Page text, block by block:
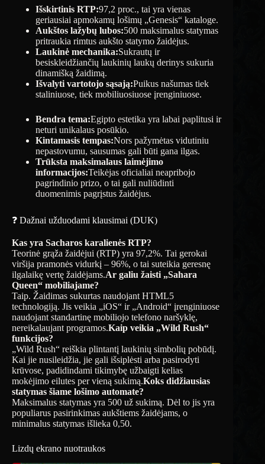
Išskirtinis RTP:97,2 proc., tai yra vienas
geriausiai apmokamų lošimų „Genesis“ kataloge.
Aukštos lažybų lubos:500 maksimalus statymas
pritraukia rimtus aukšto statymo žaidėjus.
Laukinė mechanika:Sukrautų ir
besiskleidžiančių laukinių laukų derinys sukuria
dinamišką žaidimą.
Išvalyti vartotojo sąsają:Puikus našumas tiek
staliniuose, tiek mobiliuosiuose įrenginiuose.
Bendra tema:Egipto estetika yra labai paplitusi ir
neturi unikalaus posūkio.
Kintamasis tempas:Nors pažymėtas vidutiniu
nepastovumu, sausumas gali būti gana ilgas.
Trūksta maksimalaus laimėjimo
informacijos:Teikėjas oficialiai neapribojo
pagrindinio prizo, o tai gali nuliūdinti
duomenimis pagrįstus žaidėjus.
❓ Dažnai užduodami klausimai (DUK)
Kas yra Sacharos karalienės RTP?
Teorinė grąža žaidėjui (RTP) yra 97,2%. Tai gerokai
viršija pramonės vidurkį – 96%, o tai suteikia geresnę
ilgalaikę vertę žaidėjams.Ar galiu žaisti „Sahara
Queen“ mobiliajame?
Taip. Žaidimas sukurtas naudojant HTML5
technologiją. Jis veikia „iOS“ ir „Android“ įrenginiuose
naudojant standartinę mobiliojo telefono naršyklę,
nereikalaujant programos.Kaip veikia „Wild Rush“
funkcijos?
„Wild Rush“ reiškia plintantį laukinių simbolių pobūdį.
Kai jie nusileidžia, jie gali išsiplėsti arba pasirodyti
krūvose, padidindami tikimybę užbaigti kelias
mokėjimo eilutes per vieną sukimą.Koks didžiausias
statymas šiame lošimo automate?
Maksimalus statymas yra 500 už sukimą. Dėl to jis yra
populiarus pasirinkimas aukštiems žaidėjams, o
minimalus statymas išlieka 0,50.
Lizdų ekrano nuotraukos